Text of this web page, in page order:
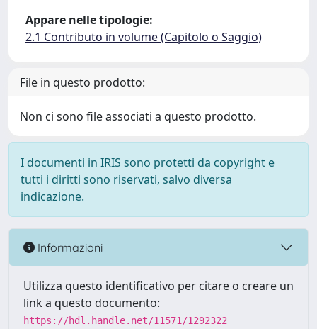
Appare nelle tipologie:
2.1 Contributo in volume (Capitolo o Saggio)
File in questo prodotto:
Non ci sono file associati a questo prodotto.
I documenti in IRIS sono protetti da copyright e
tutti i diritti sono riservati, salvo diversa
indicazione.
Informazioni
Utilizza questo identificativo per citare o creare un
link a questo documento:
https://hdl.handle.net/11571/1292322